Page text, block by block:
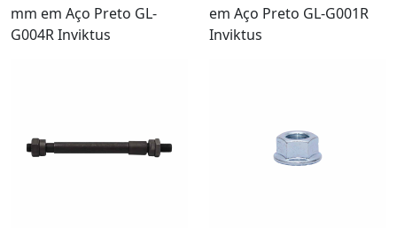
mm em Aço Preto GL-
G004R Inviktus
em Aço Preto GL-G001R
Inviktus